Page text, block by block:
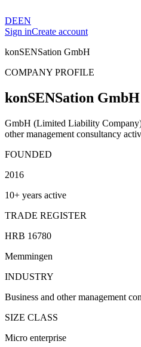
DEEN
Sign inCreate account
konSENSation GmbH
COMPANY PROFILE
konSENSation GmbH
GmbH (Limited Liability
other management consultancy
FOUNDED
2016
10+ years active
TRADE REGISTER
HRB 16780
Memmingen
INDUSTRY
Business and other management
SIZE CLASS
Micro enterprise